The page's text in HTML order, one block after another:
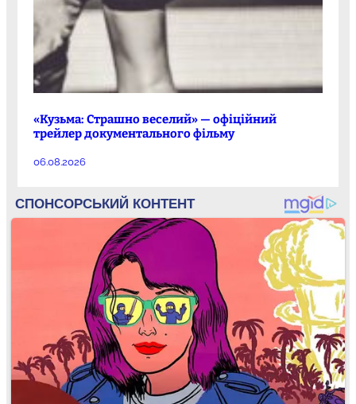
«Кузьма: Страшно веселий» — офіційний
трейлер документального фільму
06.08.2026